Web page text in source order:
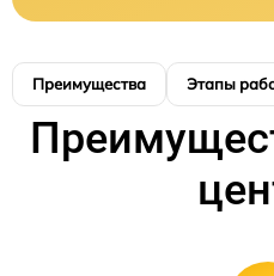
Преимущества Этапы